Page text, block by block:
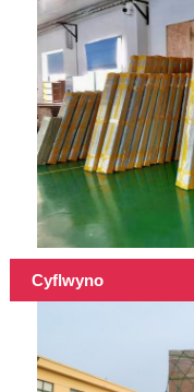
Cyflwyno